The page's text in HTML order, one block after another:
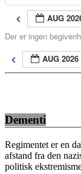
AUG
Der er ingen
AUG 2026
Dementi
Regimentet er en
afstand fra den
politisk